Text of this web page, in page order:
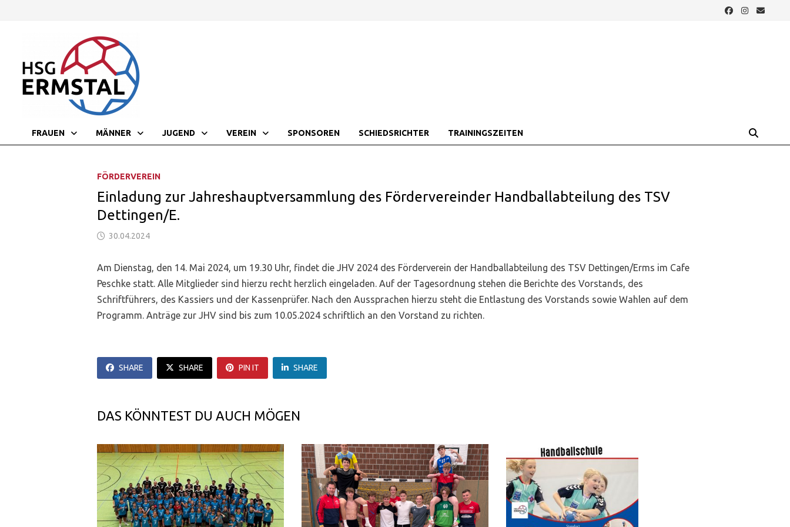
FRAUEN MÄNNER JUGEND VEREIN SPONSOREN SCHIEDSRICHTER TRAININGSZEITEN
FÖRDERVEREIN
Einladung zur Jahreshauptversammlung des Fördervereinder Handballabteilung des TSV
Dettingen/E.
30.04.2024
Am Dienstag, den 14. Mai 2024, um 19.30 Uhr, findet die JHV 2024 des Förderverein der Handballabteilung des TSV Dettingen/Erms im Cafe
Peschke statt. Alle Mitglieder sind hierzu recht herzlich eingeladen. Auf der Tagesordnung stehen die Berichte des Vorstands, des
Schriftführers, des Kassiers und der Kassenprüfer. Nach den Aussprachen hierzu steht die Entlastung des Vorstands sowie Wahlen auf dem
Programm. Anträge zur JHV sind bis zum 10.05.2024 schriftlich an den Vorstand zu richten.
SHARE SHARE PIN IT SHARE
DAS KÖNNTEST DU AUCH MÖGEN